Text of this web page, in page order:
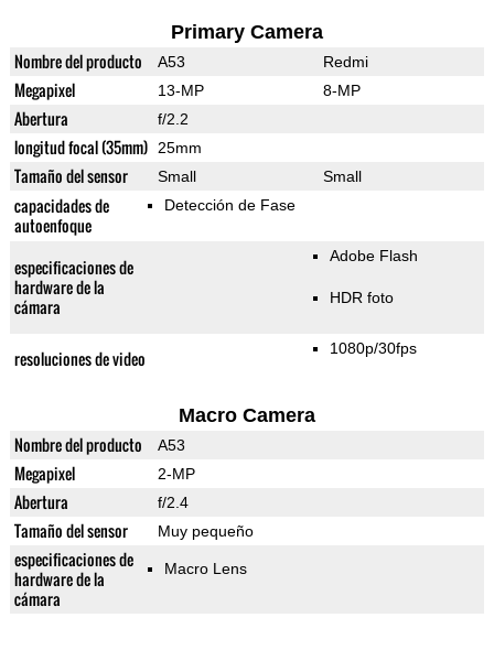
Primary Camera
Nombre del producto A53 Redmi
Megapixel 13-MP 8-MP
Abertura f/2.2
longitud focal (35mm) 25mm
Tamaño del sensor Small Small
capacidades de
autoenfoque
Detección de Fase
especificaciones de
hardware de la
cámara
Adobe Flash
HDR foto
resoluciones de video 1080p/30fps
Macro Camera
Nombre del producto A53
Megapixel 2-MP
Abertura f/2.4
Tamaño del sensor Muy pequeño
especificaciones de
hardware de la
cámara
Macro Lens